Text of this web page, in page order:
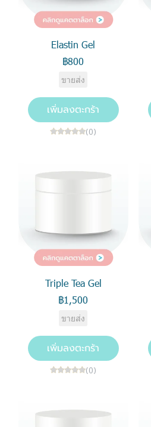
Elastin Gel
฿800
ขายส่ง
เพิ่มลงตะกร้า
(0)
Triple Tea Gel
฿1,500
ขายส่ง
เพิ่มลงตะกร้า
(0)